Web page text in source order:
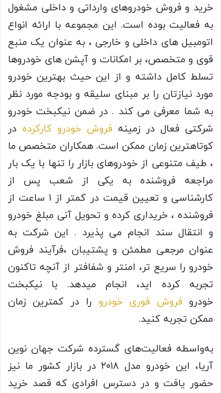
خرید و فروش خودروهای وارداتی و داخلی مشغول
به فعالیت بوده است. این مجموعه با ارائه انواع
اتومبیل های داخلی و خارجی ، به عنوان یک منبع
قوی و متخصص، بر امکانات و آپشن های خودروها
تسلط کامل داشته و از این حیث بهترین خودرو
مورد نیازتان را بر مبنای سلیقه و بودجه مورد نظر
به شما معرفی می کند . در ضمن نیکبخت خودرو
شرکتی فعال در زمینه فروش خودرو کارکرده در
کوتاهترین زمان ممکن است. همکاران متخصص ما
، طیف متنوعی از خودروهای بازار را تنها با یک بار
مراجعه فروشنده به یکی از شعب پس از
کارشناسی و تعیین قیمت در کمتر از ۱ ساعت از
فروشنده ، خریداری کرده و تحویل آنی مبلغ خودرو
و انتقال سند انجام می پذیرد . این شرکت به
عنوان مرجعی مطمئن و پشتیبان ،فرآیند فروش
خودرو را سریع تر، امنتر و شفافتر از آنچه تاکنون
تجربه کرده اید، انجام میدهد. با نیکبخت
خودرو فروش فوری خودرو را در کمترین زمان
ممکن تجربه کنید.
به‌واسطه فعالیت‌های گسترده شرکت جهان نوین
آریا، این خودرو مدل ۲۰۱۸ در بازار کشور ما نیز
حضور یافت و در دسترس افرادی که قصد خرید